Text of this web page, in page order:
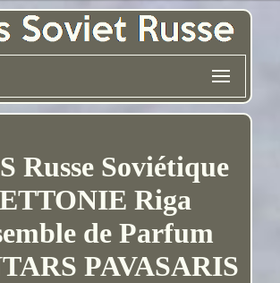
Russe Soviétique
Riga
de Parfum
PAVASARIS